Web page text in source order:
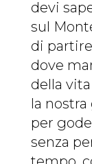
devi
sul
di
dove
della
la
per
senza